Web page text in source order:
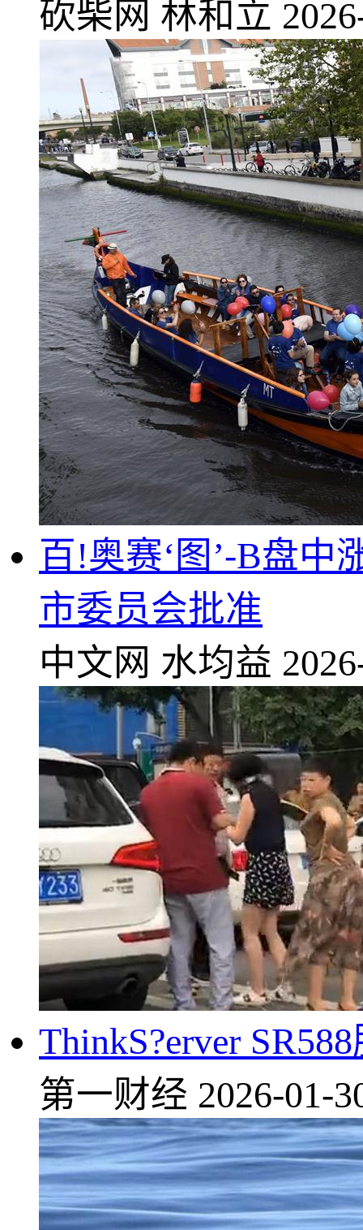
砍柴网 林和立
百!奥赛‘图’-B盘
市委员会批准
中文网 水均益
ThinkS?erver
第一财经 2026-01-